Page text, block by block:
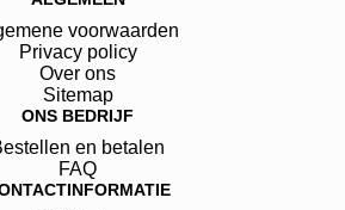
voorwaarden
Privacy policy
Over ons
Sitemap
ONS BEDRIJF
en betalen
FAQ